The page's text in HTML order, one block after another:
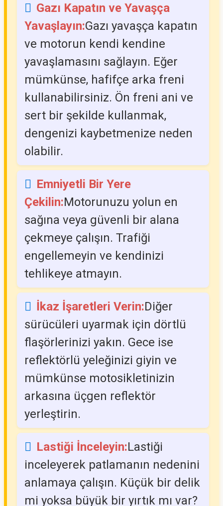
Gazı Kapatın ve Yavaşça
Yavaşlayın:Gazı yavaşça kapatın
ve motorun kendi kendine
yavaşlamasını sağlayın. Eğer
mümkünse, hafifçe arka freni
kullanabilirsiniz. Ön freni ani ve
sert bir şekilde kullanmak,
dengenizi kaybetmenize neden
olabilir.
Emniyetli Bir Yere
Çekilin:Motorunuzu yolun en
sağına veya güvenli bir alana
çekmeye çalışın. Trafiği
engellemeyin ve kendinizi
tehlikeye atmayın.
İkaz İşaretleri Verin:Diğer
sürücüleri uyarmak için dörtlü
flaşörlerinizi yakın. Gece ise
reflektörlü yeleğinizi giyin ve
mümkünse motosikletinizin
arkasına üçgen reflektör
yerleştirin.
Lastiği İnceleyin:Lastiği
inceleyerek patlamanın nedenini
anlamaya çalışın. Küçük bir delik
mi yoksa büyük bir yırtık mı var?